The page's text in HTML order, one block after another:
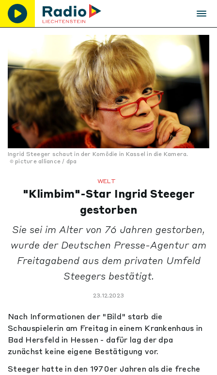
Ingrid Steeger schaut in der Komödie in Kassel in die Kamera.
picture alliance / dpa
WELT
"Klimbim"-Star Ingrid Steeger
gestorben
Sie sei im Alter von 76 Jahren gestorben,
wurde der Deutschen Presse-Agentur am
Freitagabend aus dem privaten Umfeld
Steegers bestätigt.
23.12.2023
Nach Informationen der "Bild" starb die
Schauspielerin am Freitag in einem Krankenhaus in
Bad Hersfeld in Hessen - dafür lag der dpa
zunächst keine eigene Bestätigung vor.
Steeger hatte in den 1970er Jahren als die freche